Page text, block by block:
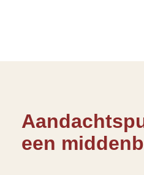
een